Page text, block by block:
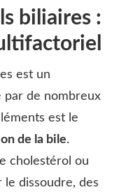
biliaires :
est un
par de nombreux
est le
de la bile.
cholestérol ou
le dissoudre, des